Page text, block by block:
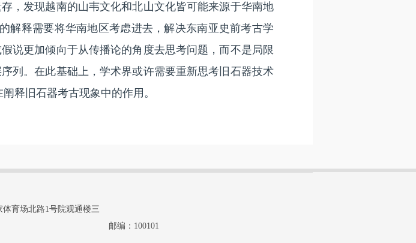
，发现越南的山韦文化和北山文化皆可能来源于华南地
解释需要将华南地区考虑进去，解决东南亚史前考古学
说更加倾向于从传播论的角度去思考问题，而不是局限
列。在此基础上，学术界或许需要重新思考旧石器技术
释旧石器考古现象中的作用。
育场北路1号院观通楼三
邮编：100101